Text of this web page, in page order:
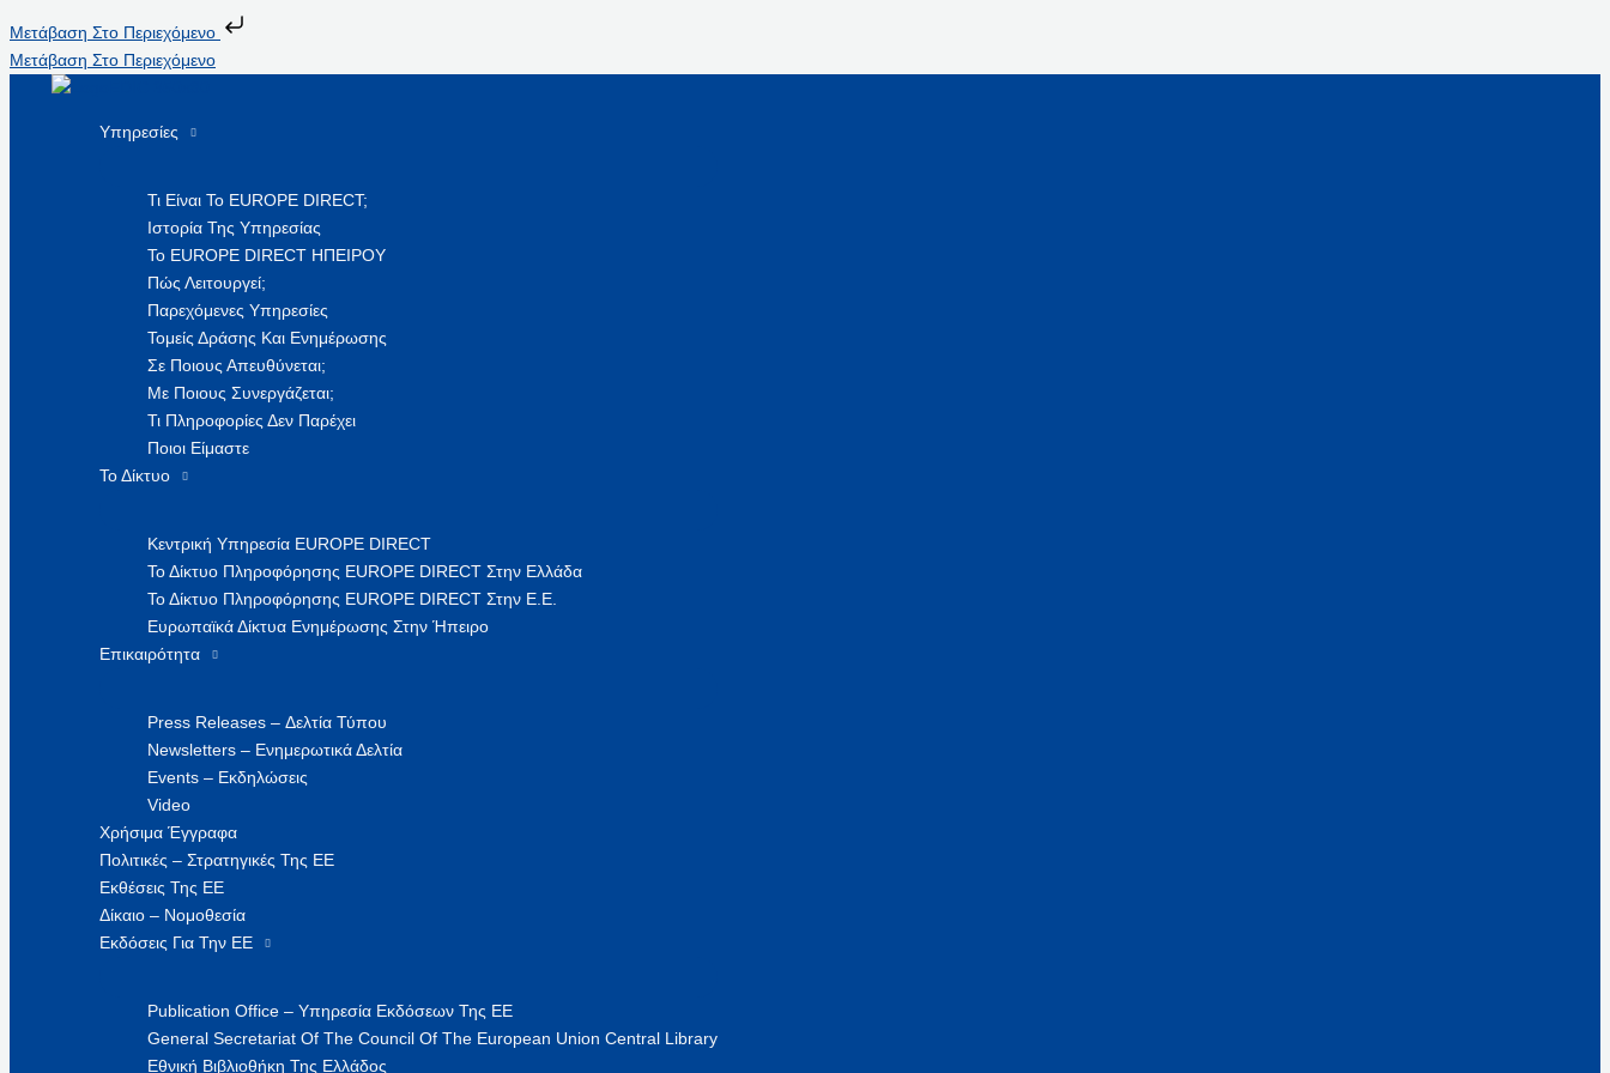
Μετάβαση Στο Περιεχόμενο
Μετάβαση Στο Περιεχόμενο
Υπηρεσίες
Τι Είναι Το EUROPE DIRECT;
Ιστορία Της Υπηρεσίας
Το EUROPE DIRECT ΗΠΕΙΡΟΥ
Πώς Λειτουργεί;
Παρεχόμενες Υπηρεσίες
Τομείς Δράσης Και Ενημέρωσης
Σε Ποιους Απευθύνεται;
Με Ποιους Συνεργάζεται;
Τι Πληροφορίες Δεν Παρέχει
Ποιοι Είμαστε
Το Δίκτυο
Κεντρική Υπηρεσία EUROPE DIRECT
Το Δίκτυο Πληροφόρησης EUROPE DIRECT Στην Ελλάδα
Το Δίκτυο Πληροφόρησης EUROPE DIRECT Στην Ε.Ε.
Ευρωπαϊκά Δίκτυα Ενημέρωσης Στην Ήπειρο
Επικαιρότητα
Press Releases – Δελτία Τύπου
Newsletters – Ενημερωτικά Δελτία
Events – Εκδηλώσεις
Video
Χρήσιμα Έγγραφα
Πολιτικές – Στρατηγικές Της ΕΕ
Εκθέσεις Της ΕΕ
Δίκαιο – Νομοθεσία
Εκδόσεις Για Την ΕΕ
Publication Office – Υπηρεσία Εκδόσεων Της ΕΕ
General Secretariat Of The Council Of The European Union Central Library
Εθνική Βιβλιοθήκη Της Ελλάδος